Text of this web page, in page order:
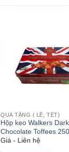
QUÀ TẶNG ( LỄ, TẾT)
Hộp kẹo Walkers Dark
Chocolate Toffees
Giá - Liên hệ